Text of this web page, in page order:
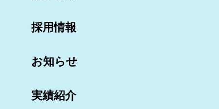
採用情報
お知らせ
実績紹介